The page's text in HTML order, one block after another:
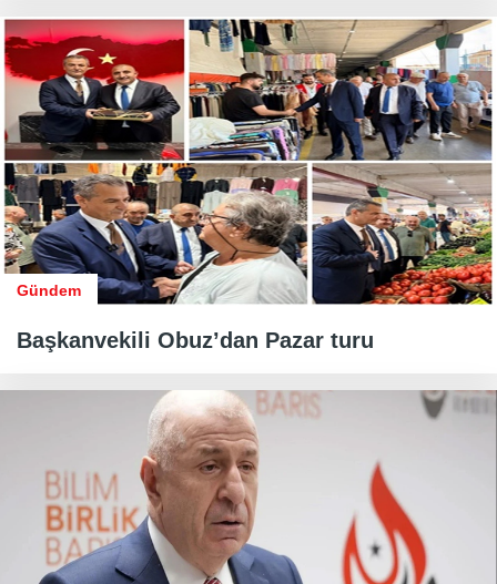
Gündem
Başkanvekili Obuz’dan Pazar turu